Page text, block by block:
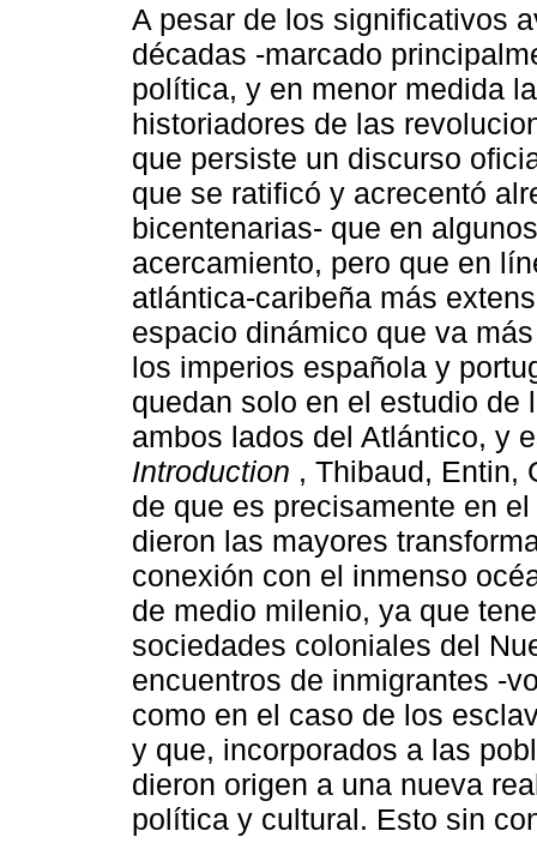
A pesar de los significativos
décadas -marcado
política, y en menor medida
historiadores de las
que persiste un discurso
que se ratificó y acrecentó
bicentenarias- que en
acercamiento, pero que en
atlántica-caribeña más
espacio dinámico que va
los imperios española y
quedan solo en el estudio de
ambos lados del Atlántico, y
Introduction , Thibaud, Entin,
de que es precisamente en
dieron las mayores
conexión con el inmenso
de medio milenio, ya que
sociedades coloniales del
encuentros de inmigrantes -
como en el caso de los
y que, incorporados a las
dieron origen a una nueva
política y cultural. Esto sin